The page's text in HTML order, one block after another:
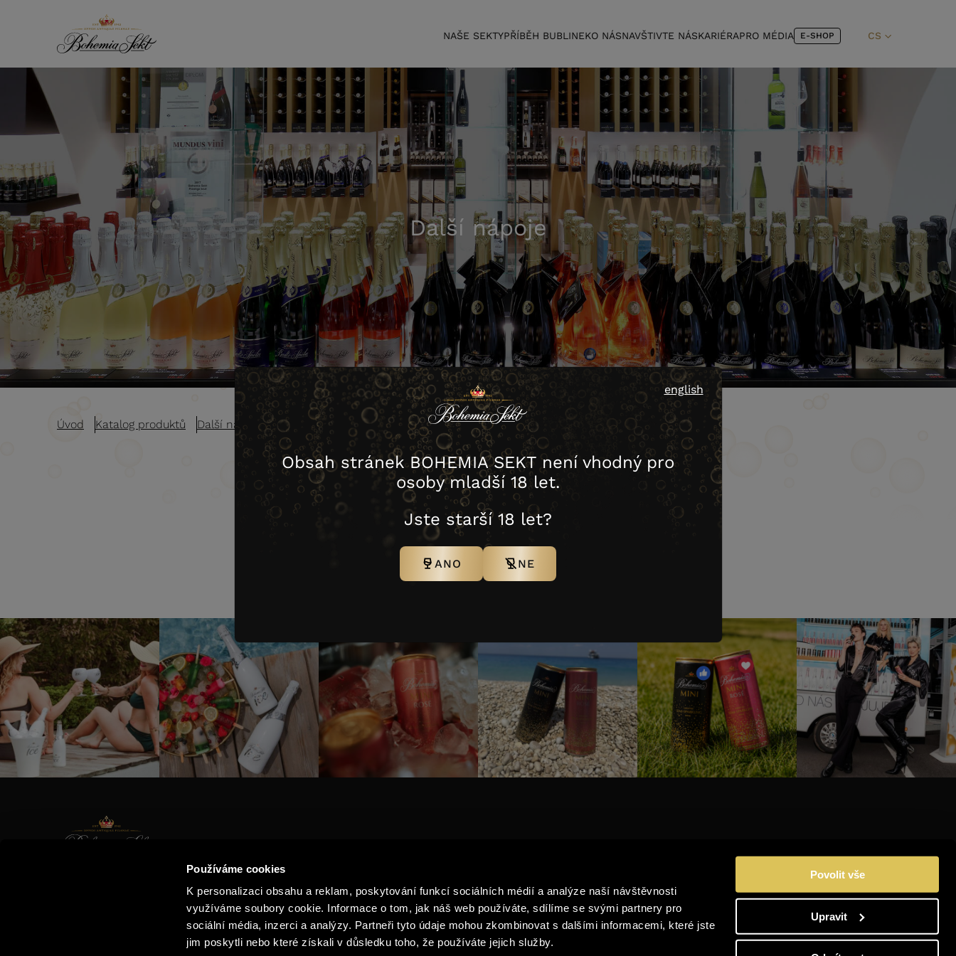
Používáme cookies
K personalizaci obsahu a reklam, poskytování funkcí sociálních médií a analýze naší návštěvnosti
využíváme soubory cookie. Informace o tom, jak náš web používáte, sdílíme se svými partnery pro
sociální média, inzerci a analýzy. Partneři tyto údaje mohou zkombinovat s dalšími informacemi, které jste
jim poskytli nebo které získali v důsledku toho, že používáte jejich služby.
Povolit vše
Upravit
NAŠE SEKTYPŘÍBĚH BUBLINEKO NÁSNAVŠTIVTE NÁSKARIÉRAPRO MÉDIA E-SHOP CS
Další nápoje
Úvod Katalog produktů Další nápoje Další nápoje
Další nápoje
Buďme Spolu na sítích
KLUB MILOVNÍKŮ BUBLINEK
KATALOG PRODUKTŮ
PŘÍBĚH BUBLINEK
O NÁS
NAVŠTIVTE NÁS
ZPRACOVÁNÍ A OCHRANA OSOBNÍCH
ÚDAJŮ
LINKEDIN
english
Obsah stránek BOHEMIA SEKT není vhodný pro
osoby mladší 18 let.
Jste starší 18 let?
ANO NE